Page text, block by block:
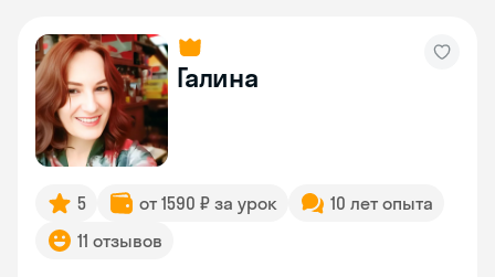
Галина
5 от 1590 ₽ за урок
10 лет опыта
11 отзывов